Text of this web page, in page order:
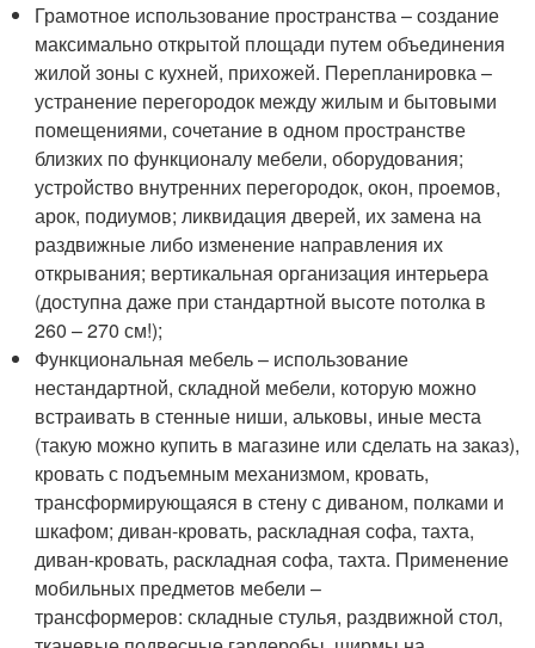
Грамотное использование пространства – создание
максимально открытой площади путем объединения
жилой зоны с кухней, прихожей. Перепланировка –
устранение перегородок между жилым и бытовыми
помещениями, сочетание в одном пространстве
близких по функционалу мебели, оборудования;
устройство внутренних перегородок, окон, проемов,
арок, подиумов; ликвидация дверей, их замена на
раздвижные либо изменение направления их
открывания; вертикальная организация интерьера
(доступна даже при стандартной высоте потолка в
260 – 270 см!);
Функциональная мебель – использование
нестандартной, складной мебели, которую можно
встраивать в стенные ниши, альковы, иные места
(такую можно купить в магазине или сделать на заказ),
кровать с подъемным механизмом, кровать,
трансформирующаяся в стену с диваном, полками и
шкафом; диван-кровать, раскладная софа, тахта,
диван-кровать, раскладная софа, тахта. Применение
мобильных предметов мебели –
трансформеров: складные стулья, раздвижной стол,